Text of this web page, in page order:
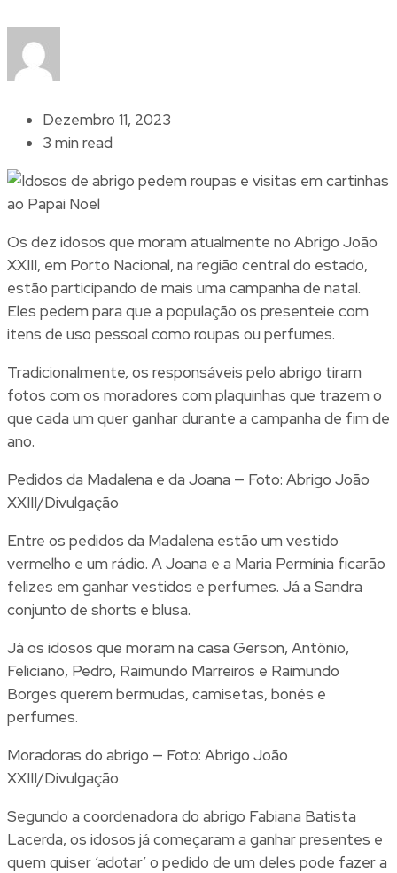
Dezembro 11, 2023
3 min read
Os dez idosos que moram atualmente no Abrigo João
XXIII, em Porto Nacional, na região central do estado,
estão participando de mais uma campanha de natal.
Eles pedem para que a população os presenteie com
itens de uso pessoal como roupas ou perfumes.
Tradicionalmente, os responsáveis pelo abrigo tiram
fotos com os moradores com plaquinhas que trazem o
que cada um quer ganhar durante a campanha de fim de
ano.
Pedidos da Madalena e da Joana — Foto: Abrigo João
XXIII/Divulgação
Entre os pedidos da Madalena estão um vestido
vermelho e um rádio. A Joana e a Maria Permínia ficarão
felizes em ganhar vestidos e perfumes. Já a Sandra
conjunto de shorts e blusa.
Já os idosos que moram na casa Gerson, Antônio,
Feliciano, Pedro, Raimundo Marreiros e Raimundo
Borges querem bermudas, camisetas, bonés e
perfumes.
Moradoras do abrigo — Foto: Abrigo João
XXIII/Divulgação
Segundo a coordenadora do abrigo Fabiana Batista
Lacerda, os idosos já começaram a ganhar presentes e
quem quiser ‘adotar’ o pedido de um deles pode fazer a